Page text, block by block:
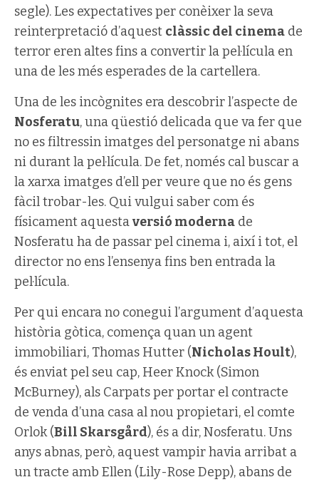
segle). Les expectatives per conèixer la seva
reinterpretació d’aquest clàssic del cinema de
terror eren altes fins a convertir la pel·lícula en
una de les més esperades de la cartellera.
Una de les incògnites era descobrir l’aspecte de
Nosferatu, una qüestió delicada que va fer que
no es filtressin imatges del personatge ni abans
ni durant la pel·lícula. De fet, només cal buscar a
la xarxa imatges d’ell per veure que no és gens
fàcil trobar-les. Qui vulgui saber com és
físicament aquestaversió moderna de
Nosferatu ha de passar pel cinema i, així i tot, el
director no ens l’ensenya fins ben entrada la
pel·lícula.
Per qui encara no conegui l’argument d’aquesta
història gòtica, comença quan un agent
immobiliari, Thomas Hutter (Nicholas Hoult),
és enviat pel seu cap, Heer Knock (Simon
McBurney), als Carpats per portar el contracte
de venda d’una casa al nou propietari, el comte
Orlok (Bill Skarsgård), és a dir, Nosferatu. Uns
anys abnas, però, aquest vampir havia arribat a
un tracte amb Ellen (Lily-Rose Depp), abans de